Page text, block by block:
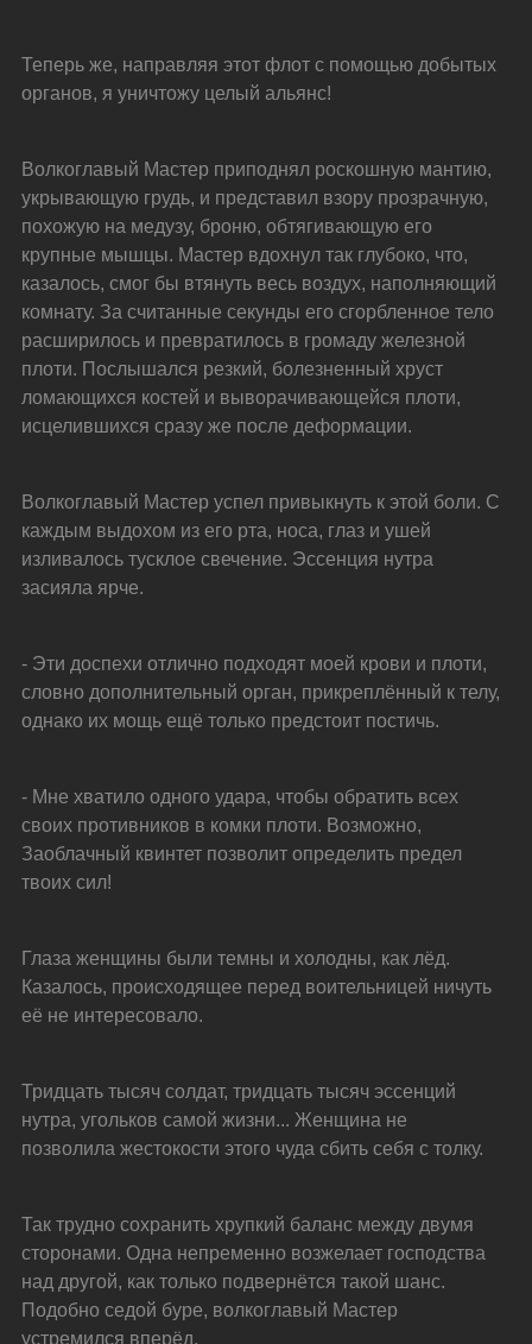
Теперь же, направляя этот флот с помощью добытых
органов, я уничтожу целый альянс!
Волкоглавый Мастер приподнял роскошную мантию,
укрывающую грудь, и представил взору прозрачную,
похожую на медузу, броню, обтягивающую его
крупные мышцы. Мастер вдохнул так глубоко, что,
казалось, смог бы втянуть весь воздух, наполняющий
комнату. За считанные секунды его сгорбленное тело
расширилось и превратилось в громаду железной
плоти. Послышался резкий, болезненный хруст
ломающихся костей и выворачивающейся плоти,
исцелившихся сразу же после деформации.
Волкоглавый Мастер успел привыкнуть к этой боли. С
каждым выдохом из его рта, носа, глаз и ушей
изливалось тусклое свечение. Эссенция нутра
засияла ярче.
- Эти доспехи отлично подходят моей крови и плоти,
словно дополнительный орган, прикреплённый к телу,
однако их мощь ещё только предстоит постичь.
- Мне хватило одного удара, чтобы обратить всех
своих противников в комки плоти. Возможно,
Заоблачный квинтет позволит определить предел
твоих сил!
Глаза женщины были темны и холодны, как лёд.
Казалось, происходящее перед воительницей ничуть
её не интересовало.
Тридцать тысяч солдат, тридцать тысяч эссенций
нутра, угольков самой жизни... Женщина не
позволила жестокости этого чуда сбить себя с толку.
Так трудно сохранить хрупкий баланс между двумя
сторонами. Одна непременно возжелает господства
над другой, как только подвернётся такой шанс.
Подобно седой буре, волкоглавый Мастер
устремился вперёд.